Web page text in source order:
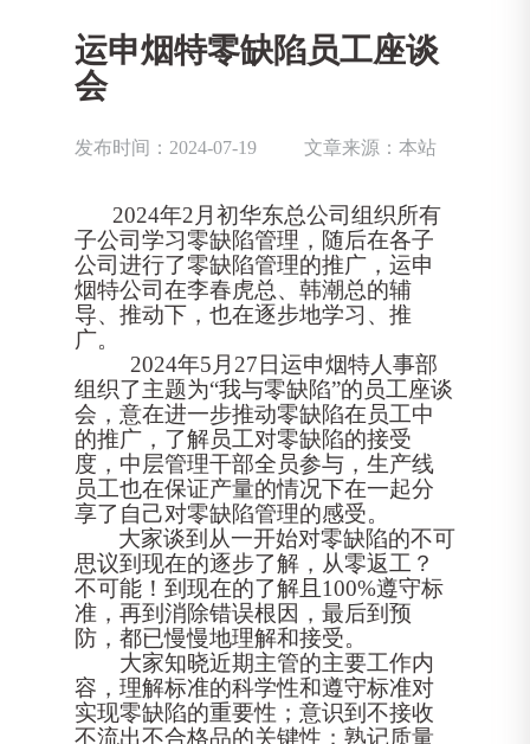
运申烟特零缺陷员工座谈
会
发布时间：2024-07-19 文章来源：本站
2024年2月初华东总公司组织所有
子公司学习零缺陷管理，随后在各子
公司进行了零缺陷管理的推广，运申
烟特公司在李春虎总、韩潮总的辅
导、推动下，也在逐步地学习、推
广。
2024年5月27日运申烟特人事部
组织了主题为“我与零缺陷”的员工座谈
会，意在进一步推动零缺陷在员工中
的推广，了解员工对零缺陷的接受
度，中层管理干部全员参与，生产线
员工也在保证产量的情况下在一起分
享了自己对零缺陷管理的感受。
大家谈到从一开始对零缺陷的不可
思议到现在的逐步了解，从零返工？
不可能！到现在的了解且 100%遵守标
准，再到消除错误根因，最后到预
防，都已慢慢地理解和接受。
大家知晓近期主管的主要工作内
容，理解标准的科学性和遵守标准对
实现零缺陷的重要性；意识到不接收
不流出不合格品的关键性；熟记质量